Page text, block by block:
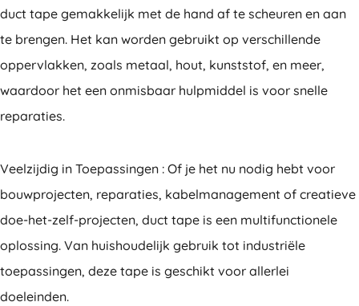
duct tape gemakkelijk met de hand af te scheuren en aan
te brengen. Het kan worden gebruikt op verschillende
oppervlakken, zoals metaal, hout, kunststof, en meer,
waardoor het een onmisbaar hulpmiddel is voor snelle
reparaties.
Veelzijdig in Toepassingen : Of je het nu nodig hebt voor
bouwprojecten, reparaties, kabelmanagement of creatieve
doe-het-zelf-projecten, duct tape is een multifunctionele
oplossing. Van huishoudelijk gebruik tot industriële
toepassingen, deze tape is geschikt voor allerlei
doeleinden.